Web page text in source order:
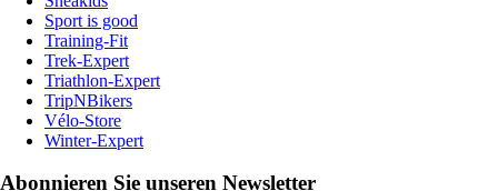
Sport is good
Training-Fit
Trek-Expert
Triathlon-Expert
TripNBikers
Vélo-Store
Winter-Expert
Abonnieren Sie unseren Newsletter